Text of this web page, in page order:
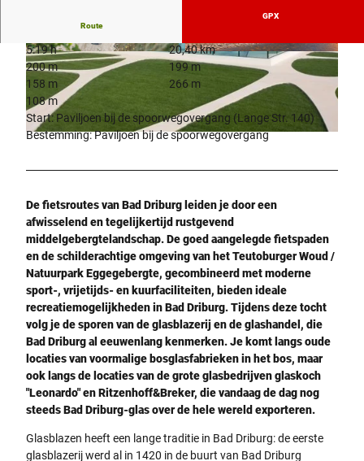
© Bad Driburger Touristik GmbH |
CC-BY-NC-ND
© Fr.-W.-Weber-Gesellschaft, Noltenhans |
Route
GPX
5:19 h
20,40 km
200 m
199 m
158 m
266 m
108 m
Start: Paviljoen bij de spoorwegovergang (Lange Str. 140)
Bestemming: Paviljoen bij de spoorwegovergang
De fietsroutes van Bad Driburg leiden je door een
afwisselend en tegelijkertijd rustgevend
middelgebergtelandschap. De goed aangelegde fietspaden
en de schilderachtige omgeving van het Teutoburger Woud /
Natuurpark Eggegebergte, gecombineerd met moderne
sport-, vrijetijds- en kuurfaciliteiten, bieden ideale
recreatiemogelijkheden in Bad Driburg. Tijdens deze tocht
volg je de sporen van de glasblazerij en de glashandel, die
Bad Driburg al eeuwenlang kenmerken. Je komt langs oude
locaties van voormalige bosglasfabrieken in het bos, maar
ook langs de locaties van de grote glasbedrijven glaskoch
"Leonardo" en Ritzenhoff&Breker, die vandaag de dag nog
steeds Bad Driburg-glas over de hele wereld exporteren.
Glasblazen heeft een lange traditie in Bad Driburg: de eerste
glasblazerij werd al in 1420 in de buurt van Bad Driburg